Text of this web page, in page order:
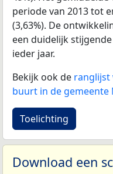
periode van 2013 tot
(3,63%). De
een duidelijk
ieder jaar.
Bekijk ook de ranglijst
buurt in de gemeente
Toelichting
Download een